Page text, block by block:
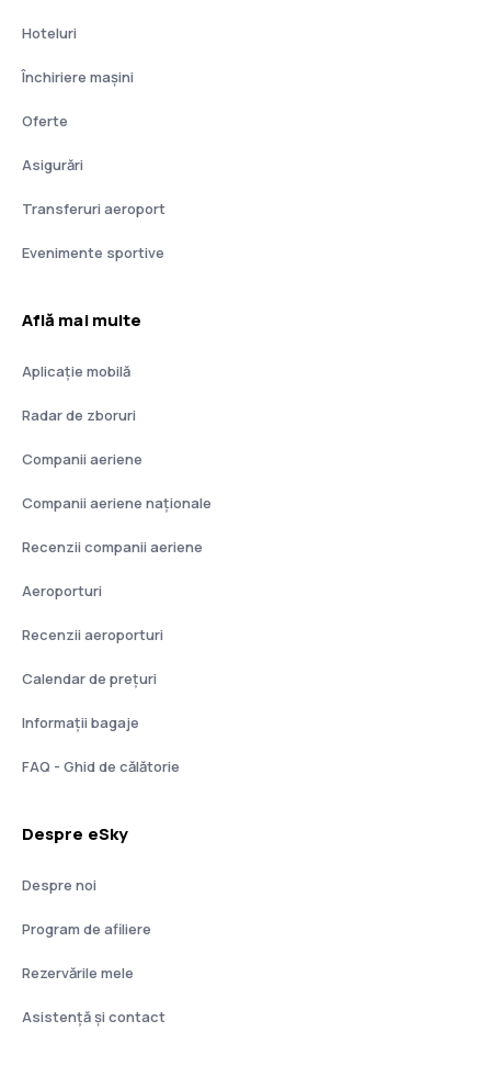
Hoteluri
Închiriere mașini
Oferte
Asigurări
Transferuri aeroport
Evenimente sportive
Află mai multe
Aplicație mobilă
Radar de zboruri
Companii aeriene
Companii aeriene naţionale
Recenzii companii aeriene
Aeroporturi
Recenzii aeroporturi
Calendar de prețuri
Informații bagaje
FAQ - Ghid de călătorie
Despre eSky
Despre noi
Program de afiliere
Rezervările mele
Asistenţă şi contact